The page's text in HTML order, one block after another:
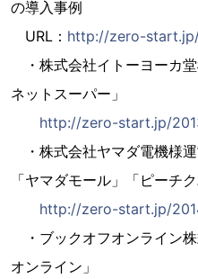
の導入事例
URL： http://zero-
・株式会社イトーヨーカ
ネットスーパー」
http://zero-start.jp/
・株式会社ヤマダ電機様運
「ヤマダモール」「ピーチク
http://zero-start.jp/
・ブックオフオンライン
オンライン」